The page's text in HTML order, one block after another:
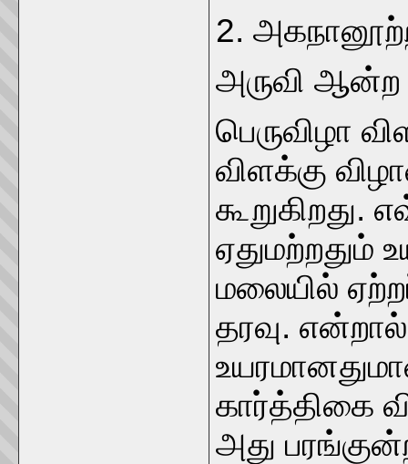
2.
அருவி ஆன்ற
பெருவிழா
விளக்கு
கூறுகிறது.
ஏதுமற்றதும்
மலையில்
தரவு.
கார்த்திகை
அது